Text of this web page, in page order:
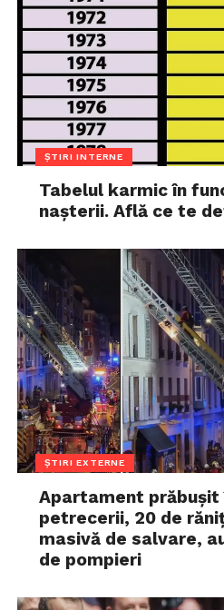
ȘTIRI INTERNE
Tabelul karmic în
nașterii. Află ce te
ȘTIRI EXTERNE
Apartament prăbușit
petrecerii, 20 de
masivă de salvare,
de pompieri